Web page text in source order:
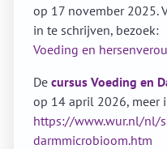
op 17 november 2025.
in te schrijven, bezoek:
Voeding en
De cursus Voeding en
op 14 april 2026, meer
https://www.wur.nl/nl/
darmmicrobioom.htm